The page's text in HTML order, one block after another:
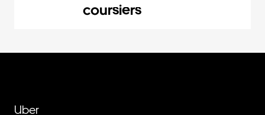
coursiers
Uber